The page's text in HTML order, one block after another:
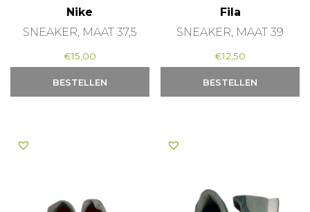
Nike
SNEAKER, MAAT 37,5
€15,00
BESTELLEN
Fila
SNEAKER, MAAT 39
€12,50
BESTELLEN